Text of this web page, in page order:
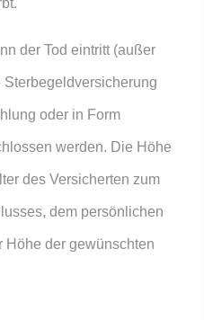
der Tod eintritt (außer
oder in Form
werden. Die Höhe
des Versicherten zum
dem persönlichen
Höhe der gewünschten